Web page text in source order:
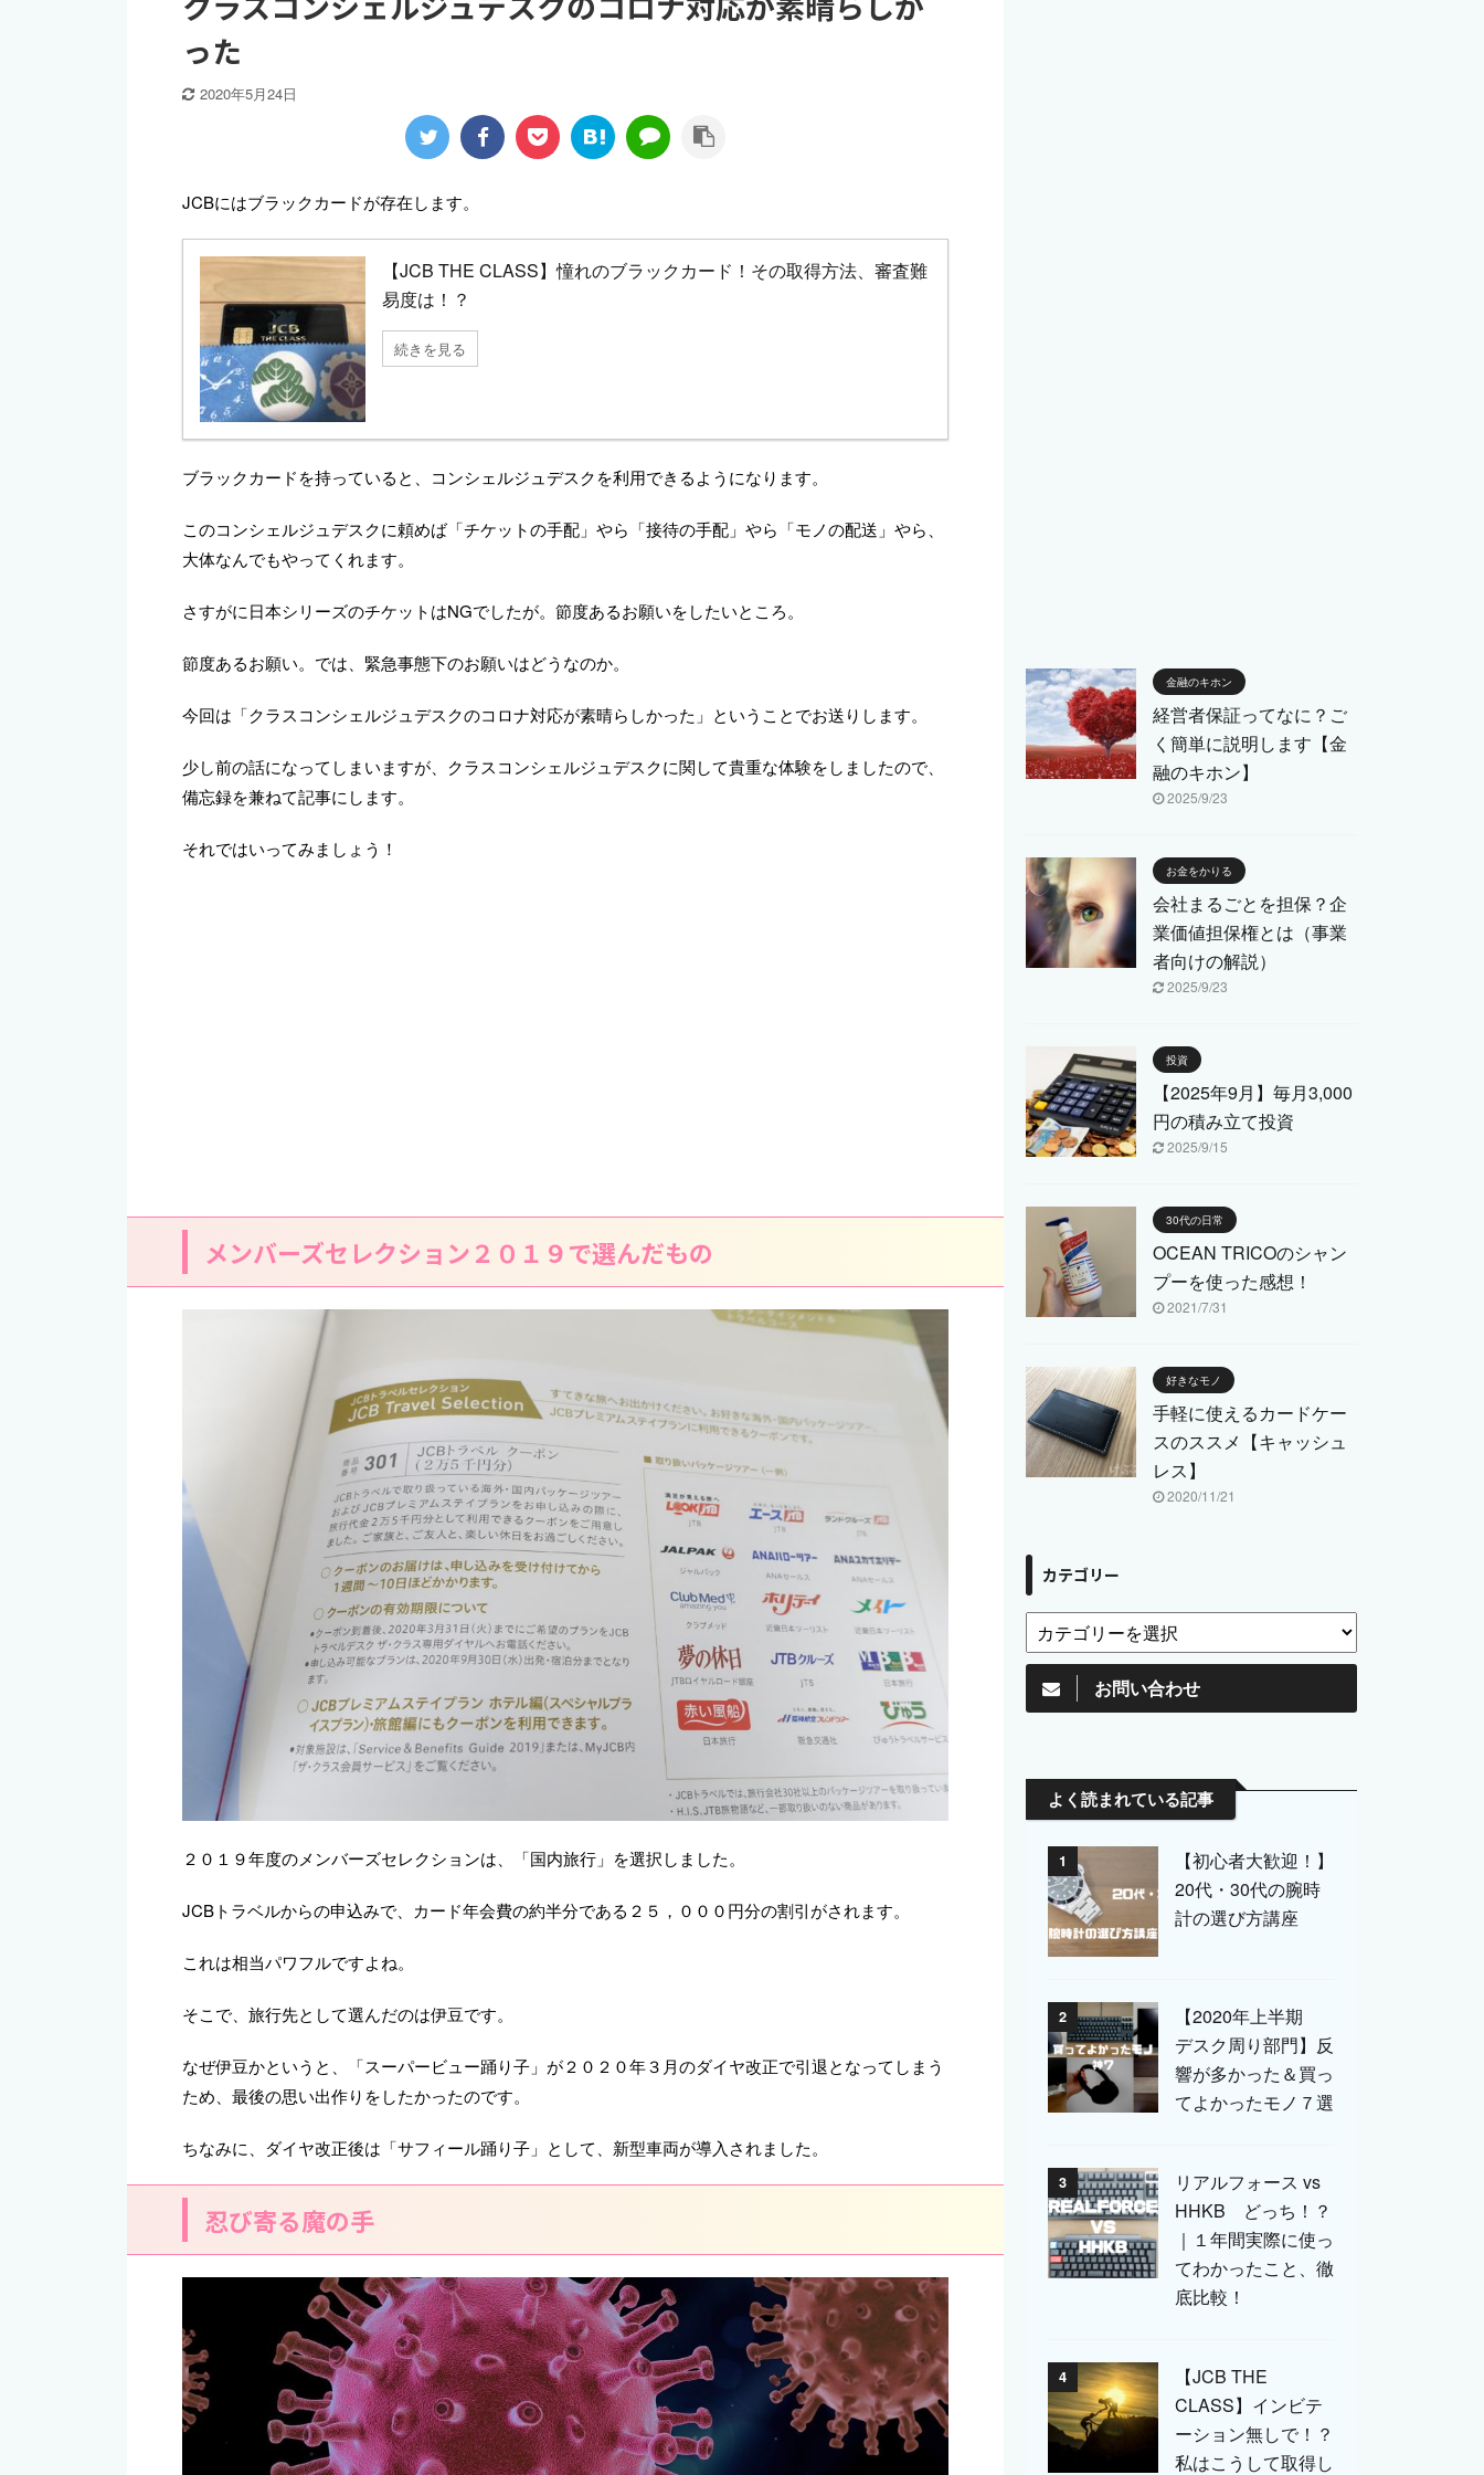
った
2020年5月24日
JCBにはブラックカードが存在します。
【JCB THE CLASS】憧れのブラックカード！その取得方法、審査難
易度は！？
続きを見る
ブラックカードを持っていると、コンシェルジュデスクを利用できるようになります。
このコンシェルジュデスクに頼めば「チケットの手配」やら「接待の手配」やら「モノの配送」やら、
大体なんでもやってくれます。
さすがに日本シリーズのチケットはNGでしたが。節度あるお願いをしたいところ。
節度あるお願い。では、緊急事態下のお願いはどうなのか。
今回は「クラスコンシェルジュデスクのコロナ対応が素晴らしかった」ということでお送りします。
少し前の話になってしまいますが、クラスコンシェルジュデスクに関して貴重な体験をしましたので、
備忘録を兼ねて記事にします。
それではいってみましょう！
メンバーズセレクション２０１９で選んだもの
２０１９年度のメンバーズセレクションは、「国内旅行」を選択しました。
JCBトラベルからの申込みで、カード年会費の約半分である２５，０００円分の割引がされます。
これは相当パワフルですよね。
そこで、旅行先として選んだのは伊豆です。
なぜ伊豆かというと、「スーパービュー踊り子」が２０２０年３月のダイヤ改正で引退となってしまう
ため、最後の思い出作りをしたかったのです。
ちなみに、ダイヤ改正後は「サフィール踊り子」として、新型車両が導入されました。
忍び寄る魔の手
金融のキホン
経営者保証ってなに？ご
く簡単に説明します【金
融のキホン】
2025/9/23
お金をかりる
会社まるごとを担保？企
業価値担保権とは（事業
者向けの解説）
2025/9/23
投資
【2025年9月】毎月3,000
円の積み立て投資
2025/9/15
30代の日常
OCEAN TRICOのシャン
プーを使った感想！
2021/7/31
好きなモノ
手軽に使えるカードケー
スのススメ【キャッシュ
レス】
2020/11/21
カテゴリー
お問い合わせ
よく読まれている記事
1
【初心者大歓迎！】
20代・30代の腕時
計の選び方講座
2
【2020年上半期
デスク周り部門】反
響が多かった＆買っ
てよかったモノ７選
3
リアルフォース vs
HHKB どっち！？
｜１年間実際に使っ
てわかったこと、徹
底比較！
4
【JCB THE
CLASS】インビテ
ーション無しで！？
私はこうして取得し